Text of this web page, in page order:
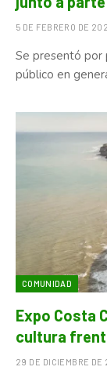
5 DE FEBRERO DE
Se presentó por
público en
COMUNIDAD
Expo Costa
cultura
29 DE DICIEMBRE